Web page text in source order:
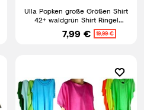
Ulla Popken große Größen Shirt
42+ waldgrün Shirt Ringel
Metallic Tier Halbarm
7,99 € 19,99 €